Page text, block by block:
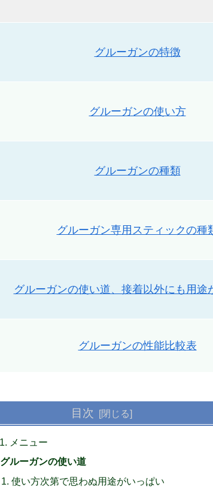
グルーガンの特徴
グルーガンの使い方
グルーガンの種類
グルーガン専用スティックの種
グルーガンの使い道、接着以外にも用途
グルーガンの性能比較表
目次
メニュー
グルーガンの使い道
使い方次第で思わぬ用途がいっぱい